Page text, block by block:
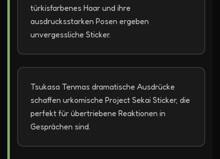
türkisfarbenes Haar und ihre
ausdrucksstarken Posen ergeben
unvergessliche Sticker.
Tsukasa Tenmas dramatische Ausdrücke
schaffen urkomische Project Sekai Sticker, die
perfekt für übertriebene Reaktionen in
Gesprächen sind.